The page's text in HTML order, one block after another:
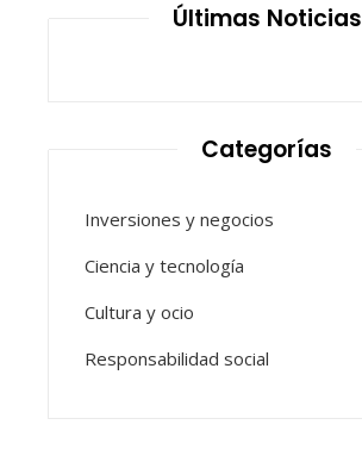
Últimas Noticias
Categorías
Inversiones y negocios
Ciencia y tecnología
Cultura y ocio
Responsabilidad social